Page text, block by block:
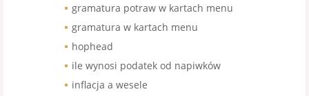
gramatura potraw w kartach menu
gramatura w kartach menu
hophead
ile wynosi podatek od napiwków
inflacja a wesele